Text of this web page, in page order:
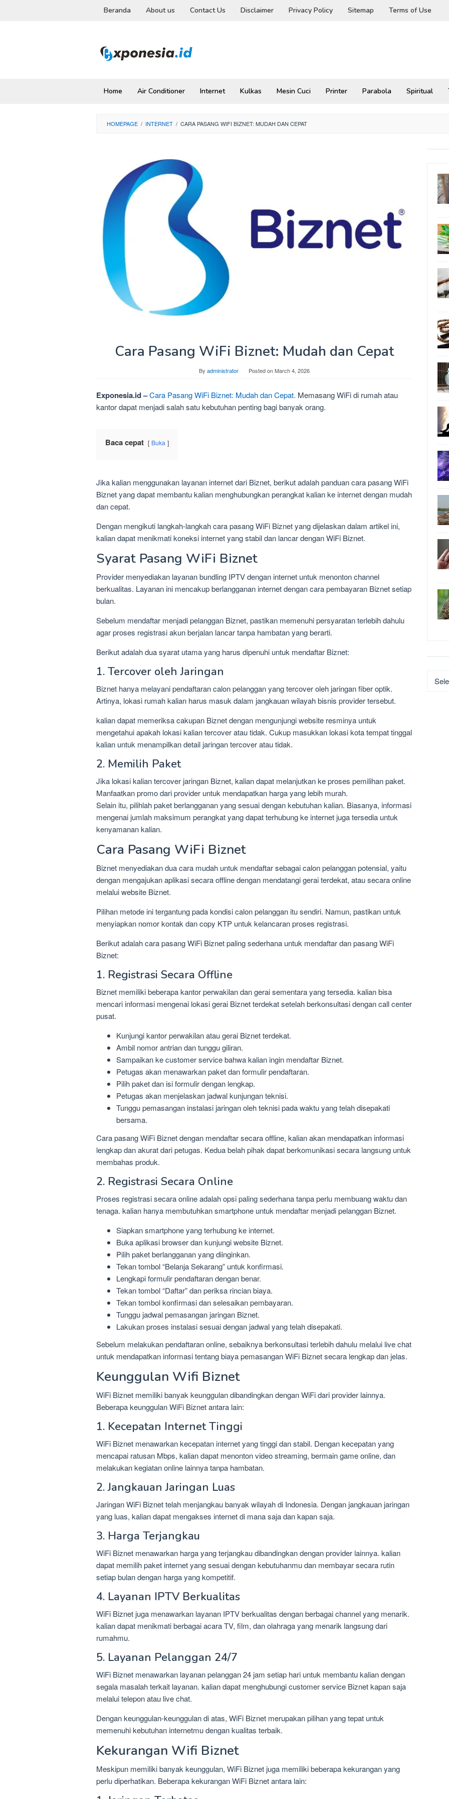
Beranda About us Contact Us Disclaimer Privacy Policy Sitemap Terms of Use
Home Air Conditioner Internet Kulkas Mesin Cuci Printer Parabola Spiritual
HOMEPAGE / INTERNET / CARA PASANG WIFI BIZNET: MUDAH DAN CEPAT
Cara Pasang WiFi Biznet: Mudah dan Cepat
By administrator Posted onMarch 4, 2026
Exponesia.id –Cara Pasang WiFi Biznet: Mudah dan Cepat. Memasang WiFi di rumah atau
kantor dapat menjadi salah satu kebutuhan penting bagi banyak orang.
Baca cepat Buka
Jika kalian menggunakan layanan internet dari Biznet, berikut adalah panduan cara pasang WiFi
Biznet yang dapat membantu kalian menghubungkan perangkat kalian ke internet dengan mudah
dan cepat.
Dengan mengikuti langkah-langkah cara pasang WiFi Biznet yang dijelaskan dalam artikel ini,
kalian dapat menikmati koneksi internet yang stabil dan lancar dengan WiFi Biznet.
Syarat Pasang WiFi Biznet
Provider menyediakan layanan bundling IPTV dengan internet untuk menonton channel
berkualitas. Layanan ini mencakup berlangganan internet dengan cara pembayaran Biznet setiap
bulan.
Sebelum mendaftar menjadi pelanggan Biznet, pastikan memenuhi persyaratan terlebih dahulu
agar proses registrasi akun berjalan lancar tanpa hambatan yang berarti.
Berikut adalah dua syarat utama yang harus dipenuhi untuk mendaftar Biznet:
1. Tercover oleh Jaringan
Biznet hanya melayani pendaftaran calon pelanggan yang tercover oleh jaringan fiber optik.
Artinya, lokasi rumah kalian harus masuk dalam jangkauan wilayah bisnis provider tersebut.
kalian dapat memeriksa cakupan Biznet dengan mengunjungi website resminya untuk
mengetahui apakah lokasi kalian tercover atau tidak. Cukup masukkan lokasi kota tempat tinggal
kalian untuk menampilkan detail jaringan tercover atau tidak.
2. Memilih Paket
Jika lokasi kalian tercover jaringan Biznet, kalian dapat melanjutkan ke proses pemilihan paket.
Manfaatkan promo dari provider untuk mendapatkan harga yang lebih murah.
Selain itu, pilihlah paket berlangganan yang sesuai dengan kebutuhan kalian. Biasanya, informasi
mengenai jumlah maksimum perangkat yang dapat terhubung ke internet juga tersedia untuk
kenyamanan kalian.
Cara Pasang WiFi Biznet
Biznet menyediakan dua cara mudah untuk mendaftar sebagai calon pelanggan potensial, yaitu
dengan mengajukan aplikasi secara offline dengan mendatangi gerai terdekat, atau secara online
melalui website Biznet.
Pilihan metode ini tergantung pada kondisi calon pelanggan itu sendiri. Namun, pastikan untuk
menyiapkan nomor kontak dan copy KTP untuk kelancaran proses registrasi.
Berikut adalah cara pasang WiFi Biznet paling sederhana untuk mendaftar dan pasang WiFi
Biznet:
1. Registrasi Secara Offline
Biznet memiliki beberapa kantor perwakilan dan gerai sementara yang tersedia. kalian bisa
mencari informasi mengenai lokasi gerai Biznet terdekat setelah berkonsultasi dengan call center
pusat.
Kunjungi kantor perwakilan atau gerai Biznet terdekat.
Ambil nomor antrian dan tunggu giliran.
Sampaikan ke customer service bahwa kalian ingin mendaftar Biznet.
Petugas akan menawarkan paket dan formulir pendaftaran.
Pilih paket dan isi formulir dengan lengkap.
Petugas akan menjelaskan jadwal kunjungan teknisi.
Tunggu pemasangan instalasi jaringan oleh teknisi pada waktu yang telah disepakati
bersama.
Cara pasang WiFi Biznet dengan mendaftar secara offline, kalian akan mendapatkan informasi
lengkap dan akurat dari petugas. Kedua belah pihak dapat berkomunikasi secara langsung untuk
membahas produk.
2. Registrasi Secara Online
Proses registrasi secara online adalah opsi paling sederhana tanpa perlu membuang waktu dan
tenaga. kalian hanya membutuhkan smartphone untuk mendaftar menjadi pelanggan Biznet.
Siapkan smartphone yang terhubung ke internet.
Buka aplikasi browser dan kunjungi website Biznet.
Pilih paket berlangganan yang diinginkan.
Tekan tombol “Belanja Sekarang” untuk konfirmasi.
Lengkapi formulir pendaftaran dengan benar.
Tekan tombol “Daftar” dan periksa rincian biaya.
Tekan tombol konfirmasi dan selesaikan pembayaran.
Tunggu jadwal pemasangan jaringan Biznet.
Lakukan proses instalasi sesuai dengan jadwal yang telah disepakati.
Sebelum melakukan pendaftaran online, sebaiknya berkonsultasi terlebih dahulu melalui live chat
untuk mendapatkan informasi tentang biaya pemasangan WiFi Biznet secara lengkap dan jelas.
Keunggulan Wifi Biznet
WiFi Biznet memiliki banyak keunggulan dibandingkan dengan WiFi dari provider lainnya.
Beberapa keunggulan WiFi Biznet antara lain:
1. Kecepatan Internet Tinggi
WiFi Biznet menawarkan kecepatan internet yang tinggi dan stabil. Dengan kecepatan yang
mencapai ratusan Mbps, kalian dapat menonton video streaming, bermain game online, dan
melakukan kegiatan online lainnya tanpa hambatan.
2. Jangkauan Jaringan Luas
Jaringan WiFi Biznet telah menjangkau banyak wilayah di Indonesia. Dengan jangkauan jaringan
yang luas, kalian dapat mengakses internet di mana saja dan kapan saja.
3. Harga Terjangkau
WiFi Biznet menawarkan harga yang terjangkau dibandingkan dengan provider lainnya. kalian
dapat memilih paket internet yang sesuai dengan kebutuhanmu dan membayar secara rutin
setiap bulan dengan harga yang kompetitif.
4. Layanan IPTV Berkualitas
WiFi Biznet juga menawarkan layanan IPTV berkualitas dengan berbagai channel yang menarik.
kalian dapat menikmati berbagai acara TV, film, dan olahraga yang menarik langsung dari
rumahmu.
5. Layanan Pelanggan 24/7
WiFi Biznet menawarkan layanan pelanggan 24 jam setiap hari untuk membantu kalian dengan
segala masalah terkait layanan. kalian dapat menghubungi customer service Biznet kapan saja
melalui telepon atau live chat.
Dengan keunggulan-keunggulan di atas, WiFi Biznet merupakan pilihan yang tepat untuk
memenuhi kebutuhan internetmu dengan kualitas terbaik.
Kekurangan Wifi Biznet
Meskipun memiliki banyak keunggulan, WiFi Biznet juga memiliki beberapa kekurangan yang
perlu diperhatikan. Beberapa kekurangan WiFi Biznet antara lain: